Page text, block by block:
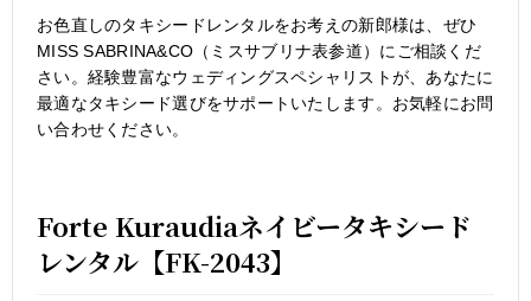
お色直しのタキシードレンタルをお考えの新郎様は、ぜひ
MISS SABRINA&CO（ミスサブリナ表参道）にご相談くだ
さい。経験豊富なウェディングスペシャリストが、あなたに
最適なタキシード選びをサポートいたします。お気軽にお問
い合わせください。
Forte Kuraudiaネイビータキシード
レンタル【FK-2043】